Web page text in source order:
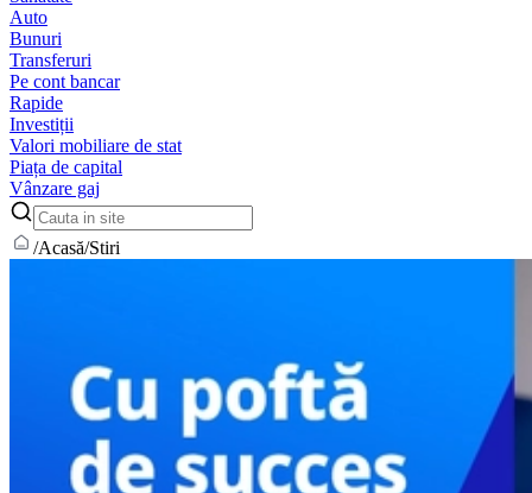
Auto
Bunuri
Transferuri
Pe cont bancar
Rapide
Investiții
Valori mobiliare de stat
Piața de capital
Vânzare gaj
/Acasă/Stiri